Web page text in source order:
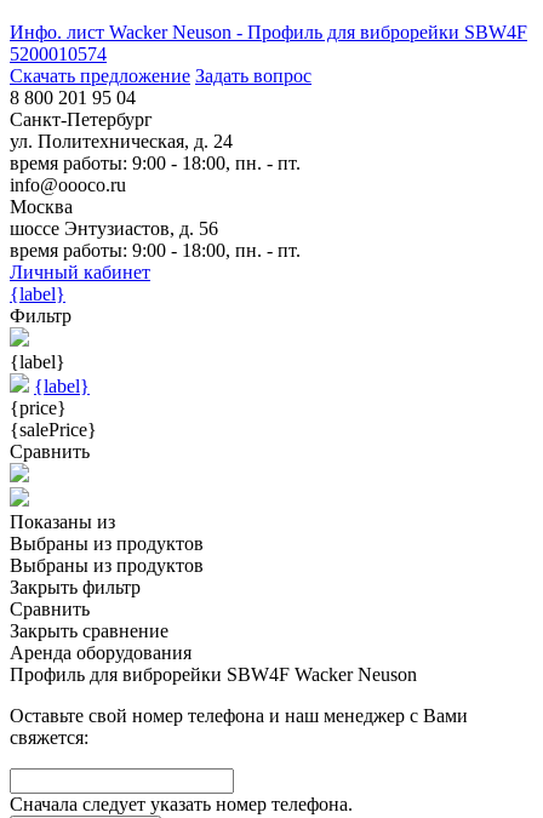
Инфо. лист Wacker Neuson - Профиль для виброрейки SBW4F
5200010574
Скачать предложение Задать вопрос
8 800 201 95 04
Санкт-Петербург
ул. Политехническая, д. 24
время работы: 9:00 - 18:00, пн. - пт.
info@oooco.ru
Москва
шоссе Энтузиастов, д. 56
время работы: 9:00 - 18:00, пн. - пт.
Личный кабинет
{label}
Фильтр
{label}
{label}
{price}
{salePrice}
Сравнить
Показаны из
Выбраны из продуктов
Выбраны из продуктов
Закрыть фильтр
Сравнить
Закрыть сравнение
Аренда оборудования
Профиль для виброрейки SBW4F Wacker Neuson
Оставьте свой номер телефона и наш менеджер с Вами
свяжется:
Сначала следует указать номер телефона.